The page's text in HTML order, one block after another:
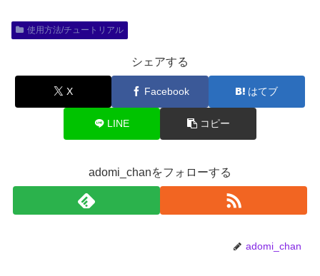
使用方法/チュートリアル
シェアする
X Facebook はてブ
LINE コピー
adomi_chanをフォローする
adomi_chan